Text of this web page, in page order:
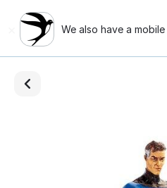
We also have a